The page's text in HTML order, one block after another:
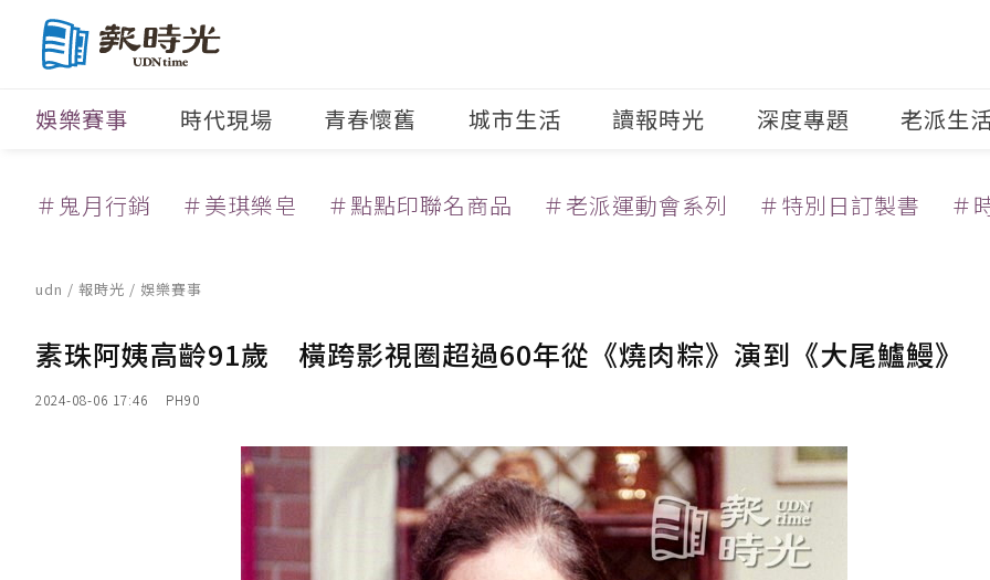
娛樂賽事 時代現場 青春懷舊 城市生活 讀報時光 深度專題 老派生
＃鬼月行銷 ＃美琪樂皂 ＃點點印聯名商品 ＃老派運動會系列 ＃特別日訂製書 ＃
udn / 報時光 / 娛樂賽事
素珠阿姨高齡91歲 橫跨影視圈超過60年從《燒肉粽》演到《大尾鱸鰻》
2024-08-06 17:46 PH90